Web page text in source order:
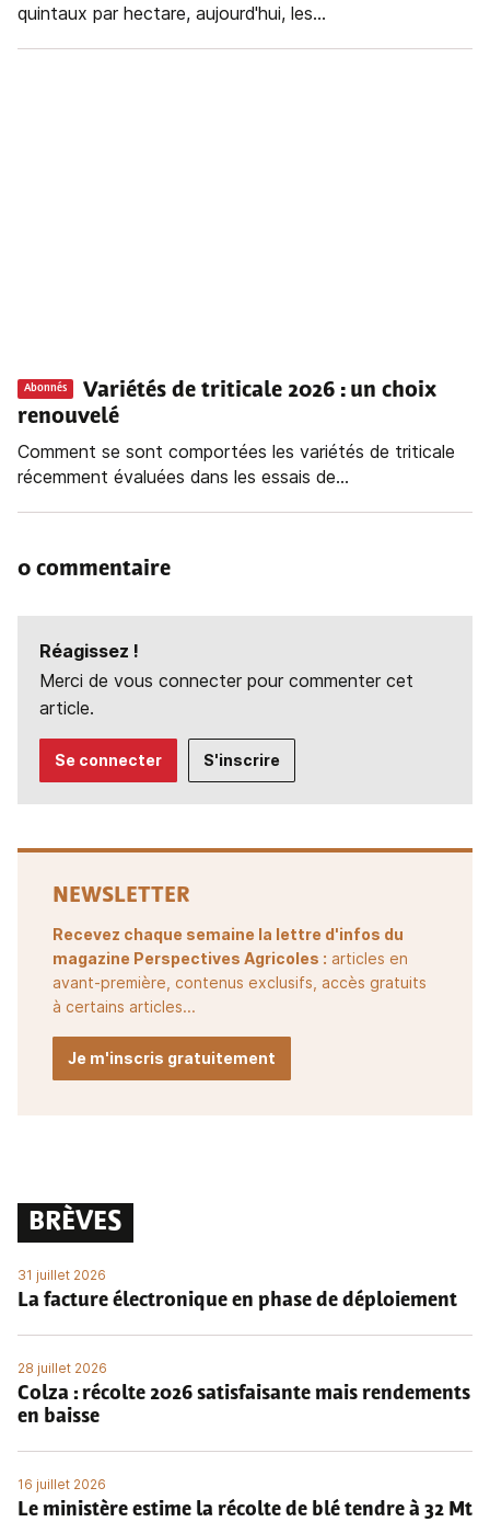
quintaux par hectare, aujourd'hui, les...
Abonnés
Variétés de triticale 2026 : un choix
renouvelé
Comment se sont comportées les variétés de triticale
récemment évaluées dans les essais de...
0 commentaire
Réagissez !
Merci de vous connecter pour commenter cet
article.
Se connecter S'inscrire
NEWSLETTER
Recevez chaque semaine la lettre d'infos du
magazine Perspectives Agricoles : articles en
avant-première, contenus exclusifs, accès gratuits
à certains articles...
Je m'inscris gratuitement
BRÈVES
31 juillet 2026
La facture électronique en phase de déploiement
28 juillet 2026
Colza : récolte 2026 satisfaisante mais rendements
en baisse
16 juillet 2026
Le ministère estime la récolte de blé tendre à 32 Mt